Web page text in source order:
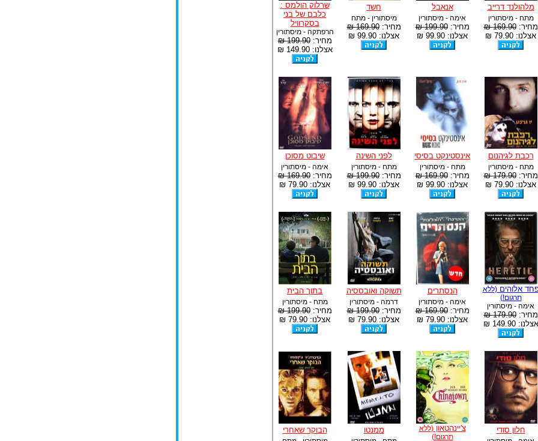
מלהולנד דרייב
מתח - מיסתורין
מחיר:169.90 ₪
אצלנו: 79.90 ₪
אנאבל
אימה - מיסתורין
מחיר:199.90 ₪
אצלנו: 99.90 ₪
חשד
מיסתורין - מתח
מחיר:169.90 ₪
אצלנו: 99.90 ₪
שרלוק הולמס :
כלבם של בני
בסקרוויל
הרפתקה - מיסתורין
מחיר:199.90 ₪
אצלנו: 149.90 ₪
רכבת לגיהנום
מתח - מיסתורין
מחיר:179.90 ₪
אצלנו: 79.90 ₪
אינסטינקט בסיסי
מתח - מיסתורין
מחיר:169.90 ₪
אצלנו: 99.90 ₪
לפני השינה
מתח - מיסתורין
מחיר:199.90 ₪
אצלנו: 99.90 ₪
שיבוט מסוכן
אימה - מיסתורין
מחיר:169.90 ₪
אצלנו: 79.90 ₪
אלוהים(ללא
תרגום!)
אימה - מיסתורין
מחיר:179.90 ₪
אצלנו: 149.90 ₪
הנסתרים
אימה - מיסתורין
מחיר:169.90 ₪
אצלנו: 79.90 ₪
תשוקה ואובססיה
דרמה - מיסתורין
מחיר:199.90 ₪
אצלנו: 79.90 ₪
בתוך הבית
מתח - מיסתורין
מחיר:199.90 ₪
אצלנו: 79.90 ₪
חלון סודי צ'יינהטאון(ללא
תרגום!)
ממנטו הבוקר שאחרי